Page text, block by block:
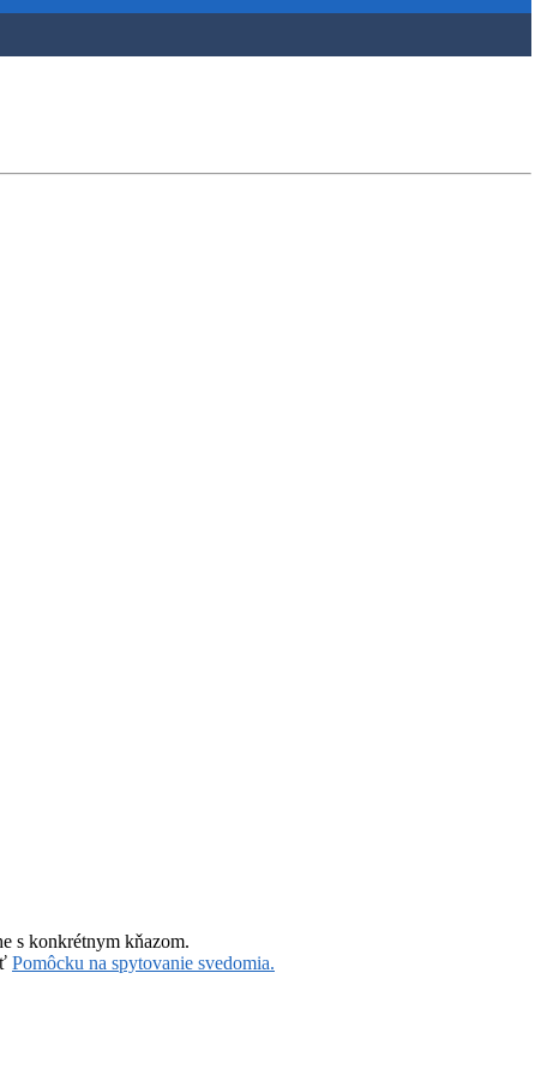
s konkrétnym kňazom.
Pomôcku na spytovanie svedomia.